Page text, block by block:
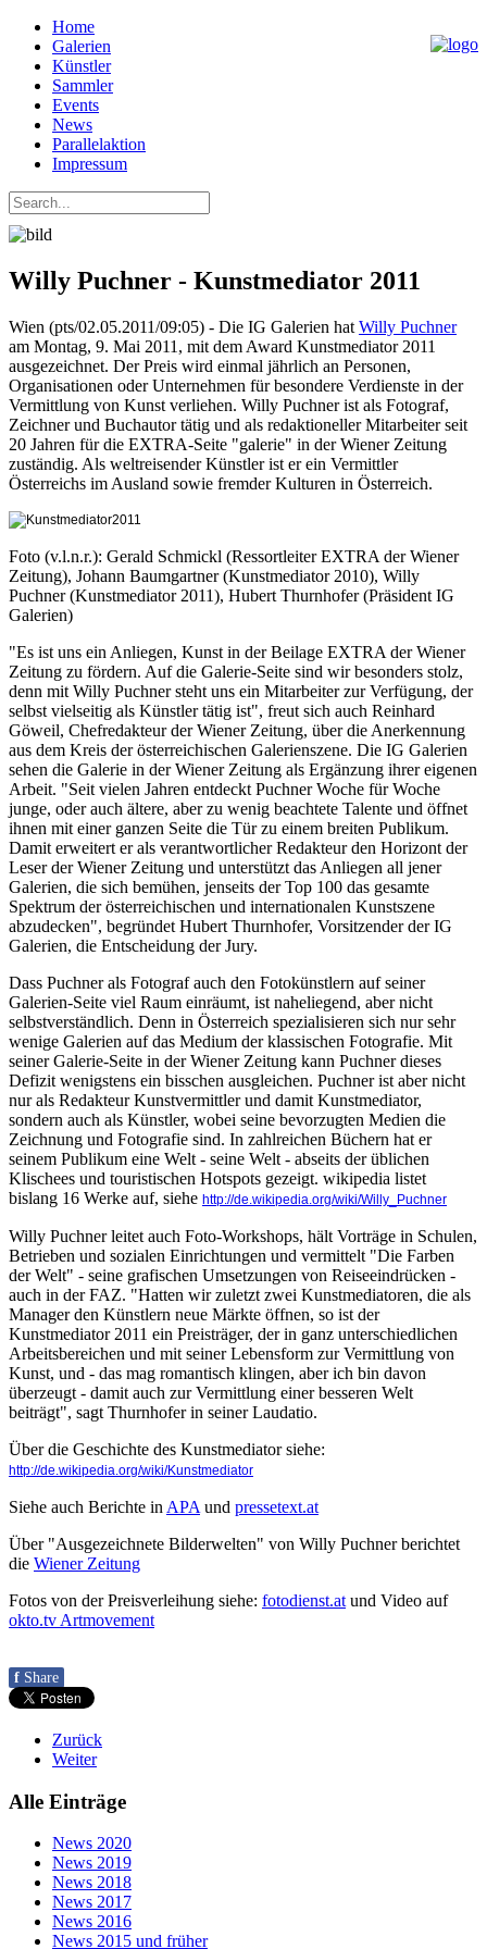
Home
Galerien
Künstler
Sammler
Events
News
Parallelaktion
Impressum
Willy Puchner - Kunstmediator 2011
Wien (pts/02.05.2011/09:05) - Die IG Galerien hat Willy Puchner
am Montag, 9. Mai 2011, mit dem Award Kunstmediator 2011
ausgezeichnet. Der Preis wird einmal jährlich an Personen,
Organisationen oder Unternehmen für besondere Verdienste in der
Vermittlung von Kunst verliehen. Willy Puchner ist als Fotograf,
Zeichner und Buchautor tätig und als redaktioneller Mitarbeiter seit
20 Jahren für die EXTRA-Seite "galerie" in der Wiener Zeitung
zuständig. Als weltreisender Künstler ist er ein Vermittler
Österreichs im Ausland sowie fremder Kulturen in Österreich.
Foto (v.l.n.r.): Gerald Schmickl (Ressortleiter EXTRA der Wiener
Zeitung), Johann Baumgartner (Kunstmediator 2010), Willy
Puchner (Kunstmediator 2011), Hubert Thurnhofer (Präsident IG
Galerien)
"Es ist uns ein Anliegen, Kunst in der Beilage EXTRA der Wiener
Zeitung zu fördern. Auf die Galerie-Seite sind wir besonders stolz,
denn mit Willy Puchner steht uns ein Mitarbeiter zur Verfügung, der
selbst vielseitig als Künstler tätig ist", freut sich auch Reinhard
Göweil, Chefredakteur der Wiener Zeitung, über die Anerkennung
aus dem Kreis der österreichischen Galerienszene. Die IG Galerien
sehen die Galerie in der Wiener Zeitung als Ergänzung ihrer eigenen
Arbeit. "Seit vielen Jahren entdeckt Puchner Woche für Woche
junge, oder auch ältere, aber zu wenig beachtete Talente und öffnet
ihnen mit einer ganzen Seite die Tür zu einem breiten Publikum.
Damit erweitert er als verantwortlicher Redakteur den Horizont der
Leser der Wiener Zeitung und unterstützt das Anliegen all jener
Galerien, die sich bemühen, jenseits der Top 100 das gesamte
Spektrum der österreichischen und internationalen Kunstszene
abzudecken", begründet Hubert Thurnhofer, Vorsitzender der IG
Galerien, die Entscheidung der Jury.
Dass Puchner als Fotograf auch den Fotokünstlern auf seiner
Galerien-Seite viel Raum einräumt, ist naheliegend, aber nicht
selbstverständlich. Denn in Österreich spezialisieren sich nur sehr
wenige Galerien auf das Medium der klassischen Fotografie. Mit
seiner Galerie-Seite in der Wiener Zeitung kann Puchner dieses
Defizit wenigstens ein bisschen ausgleichen. Puchner ist aber nicht
nur als Redakteur Kunstvermittler und damit Kunstmediator,
sondern auch als Künstler, wobei seine bevorzugten Medien die
Zeichnung und Fotografie sind. In zahlreichen Büchern hat er
seinem Publikum eine Welt - seine Welt - abseits der üblichen
Klischees und touristischen Hotspots gezeigt. wikipedia listet
bislang 16 Werke auf, siehe http://de.wikipedia.org/wiki/Willy_Puchner
Willy Puchner leitet auch Foto-Workshops, hält Vorträge in Schulen,
Betrieben und sozialen Einrichtungen und vermittelt "Die Farben
der Welt" - seine grafischen Umsetzungen von Reiseeindrücken -
auch in der FAZ. "Hatten wir zuletzt zwei Kunstmediatoren, die als
Manager den Künstlern neue Märkte öffnen, so ist der
Kunstmediator 2011 ein Preisträger, der in ganz unterschiedlichen
Arbeitsbereichen und mit seiner Lebensform zur Vermittlung von
Kunst, und - das mag romantisch klingen, aber ich bin davon
überzeugt - damit auch zur Vermittlung einer besseren Welt
beiträgt", sagt Thurnhofer in seiner Laudatio.
Über die Geschichte des Kunstmediator siehe:
http://de.wikipedia.org/wiki/Kunstmediator
Siehe auch Berichte in APA und pressetext.at
Über "Ausgezeichnete Bilderwelten" von Willy Puchner berichtet
die Wiener Zeitung
Fotos von der Preisverleihung siehe: fotodienst.at und Video auf
okto.tv Artmovement
f Share
Zurück
Weiter
Alle Einträge
News 2020
News 2019
News 2018
News 2017
News 2016
News 2015 und früher